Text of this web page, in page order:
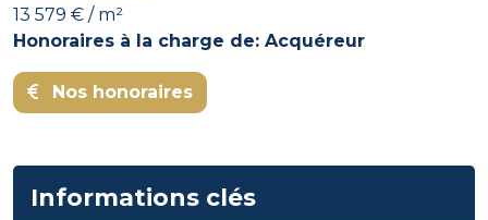
13 579 € / m²
Honoraires à la charge de: Acquéreur
Nos honoraires
Informations clés